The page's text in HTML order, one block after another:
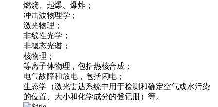
燃烧、起爆、爆炸；
冲击波物理学；
激光物理；
非线性光学；
非稳态光谱；
核物理；
等离子体物理，包括热核合成；
电气故障和放电，包括闪电；
生态学（激光雷达系统中用于检测和确定空气或水污染
的位置、大小和化学成分的登记册）等。